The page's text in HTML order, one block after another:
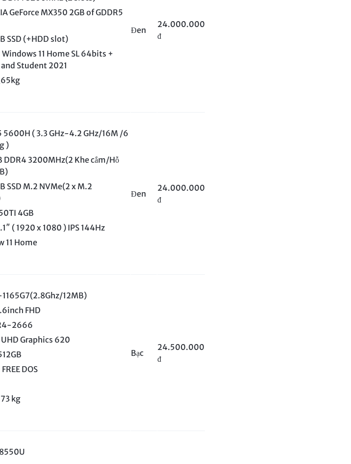
GeForce MX350 2GB of GDDR5
SSD (+HDD slot)
Windows 11 Home SL 64bits +
Student 2021
Đen
24.000.000
đ
5600H ( 3.3 GHz-4.2 GHz/16M /6
)
DDR4 3200MHz(2 Khe cắm/Hỗ
SSD M.2 NVMe(2 x M.2
4GB
( 1920 x 1080 ) IPS 144Hz
11 Home
Đen
24.000.000
đ
12MB)
FHD
2666
Graphics 620
DOS
kg
Bạc
24.500.000
đ